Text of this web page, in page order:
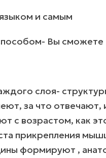
и самым
Вы
слоя-
за что
с возрастом, как
прикрепления
формируют ,